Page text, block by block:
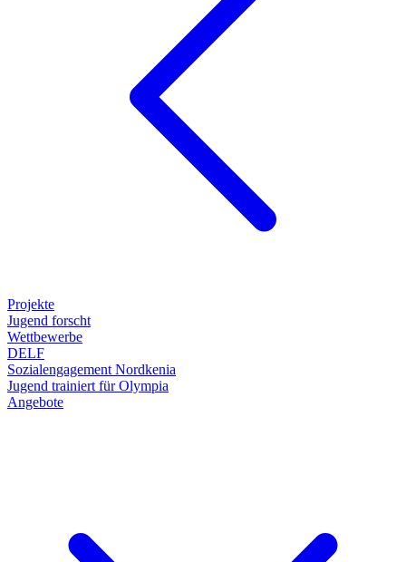
Projekte
Jugend forscht
Wettbewerbe
DELF
Sozialengagement Nordkenia
Jugend trainiert für Olympia
Angebote